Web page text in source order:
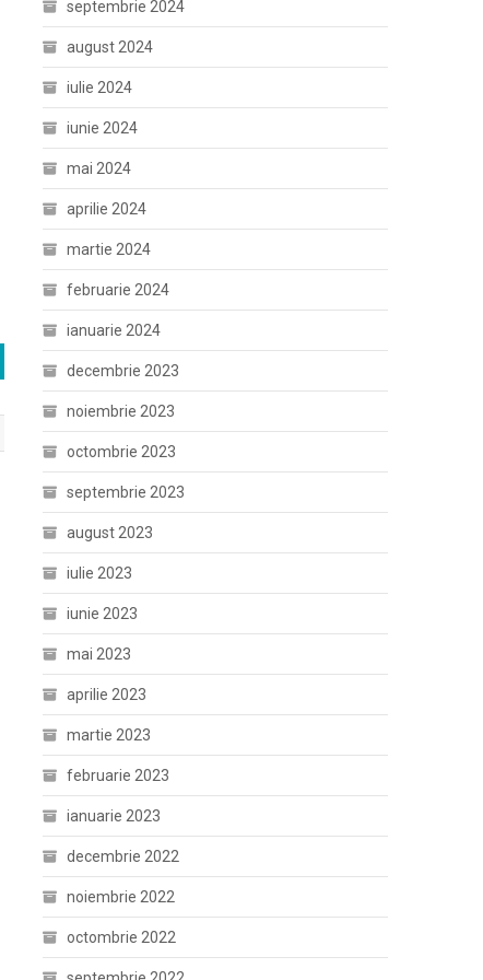
septembrie 2024
august 2024
iulie 2024
iunie 2024
mai 2024
aprilie 2024
martie 2024
februarie 2024
ianuarie 2024
decembrie 2023
noiembrie 2023
octombrie 2023
septembrie 2023
august 2023
iulie 2023
iunie 2023
mai 2023
aprilie 2023
martie 2023
februarie 2023
ianuarie 2023
decembrie 2022
noiembrie 2022
octombrie 2022